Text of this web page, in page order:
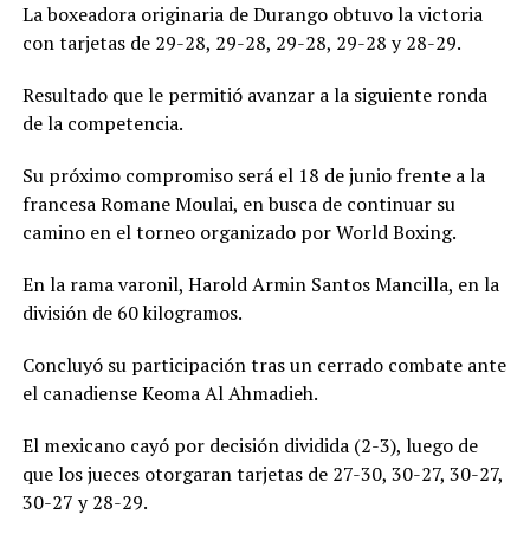
La boxeadora originaria de Durango obtuvo la victoria
con tarjetas de 29-28, 29-28, 29-28, 29-28 y 28-29.
Resultado que le permitió avanzar a la siguiente ronda
de la competencia.
Su próximo compromiso será el 18 de junio frente a la
francesa Romane Moulai, en busca de continuar su
camino en el torneo organizado por World Boxing.
En la rama varonil, Harold Armin Santos Mancilla, en la
división de 60 kilogramos.
Concluyó su participación tras un cerrado combate ante
el canadiense Keoma Al Ahmadieh.
El mexicano cayó por decisión dividida (2-3), luego de
que los jueces otorgaran tarjetas de 27-30, 30-27, 30-27,
30-27 y 28-29.